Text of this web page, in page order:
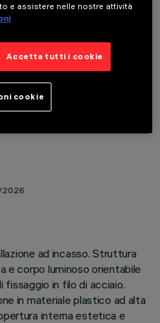
2026
ad incasso. Struttura
corpo luminoso orientabile
fissaggio in filo di acciaio.
in materiale plastico ad alta
interna estetica e
e assistere nelle nostre attività
Accetta tutti i cookie
cookie